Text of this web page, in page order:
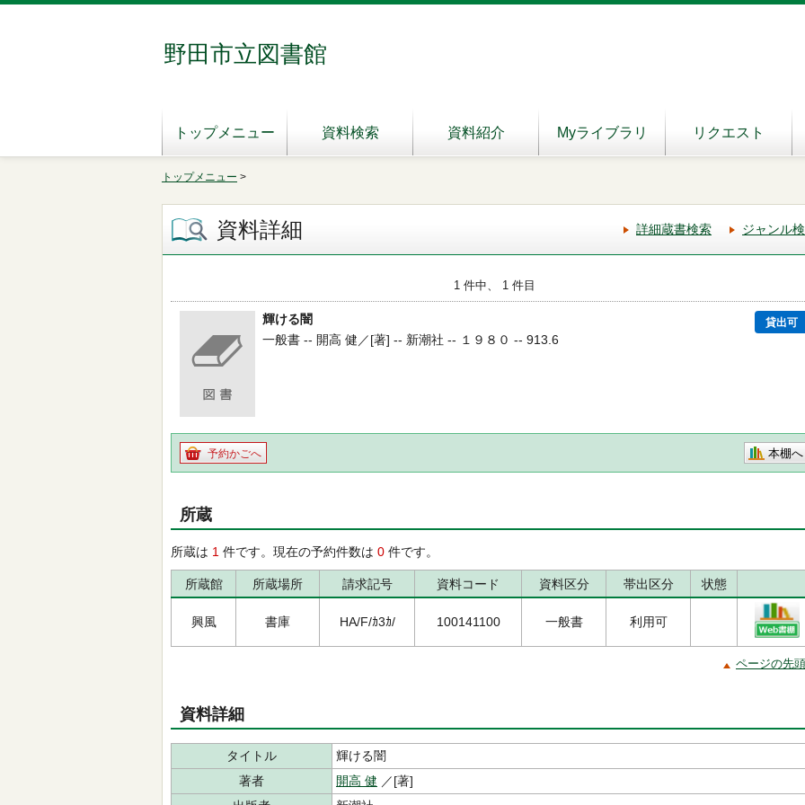
野田市立図書館
トップメニュー 資料検索 資料紹介 Myライブラリ リクエスト
トップメニュー >
資料詳細 詳細蔵書検索 ジャンル
1 件中、 1 件目
輝ける闇 貸出可
一般書 -- 開高 健／[著] -- 新潮社 -- １９８０ -- 913.6
予約かごへ 本棚へ
所蔵
所蔵は 1 件です。現在の予約件数は 0 件です。
所蔵館 所蔵場所 請求記号 資料コード 資料区分 帯出区分 状態
興風 書庫 HA/F/ｶ3ｶ/ 100141100 一般書 利用可
ページの先
資料詳細
タイトル
輝ける闇
著者
開高 健 ／[著]